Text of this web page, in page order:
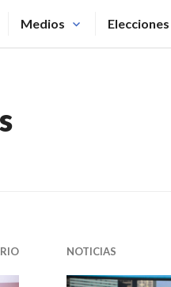
Medios Elecciones
NOTICIAS